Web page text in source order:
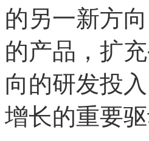
的另一新方向
的产品，扩
向的研发投入
增长的重要驱